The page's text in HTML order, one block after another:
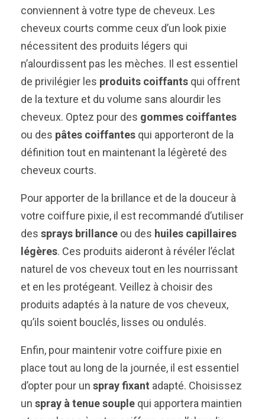
conviennent à votre type de cheveux. Les
cheveux courts comme ceux d’un look pixie
nécessitent des produits légers qui
n’alourdissent pas les mèches. Il est essentiel
de privilégier les produits coiffants qui offrent
de la texture et du volume sans alourdir les
cheveux. Optez pour des gommes coiffantes
ou des pâtes coiffantes qui apporteront de la
définition tout en maintenant la légèreté des
cheveux courts.
Pour apporter de la brillance et de la douceur à
votre coiffure pixie, il est recommandé d’utiliser
des sprays brillance ou des huiles capillaires
légères. Ces produits aideront à révéler l’éclat
naturel de vos cheveux tout en les nourrissant
et en les protégeant. Veillez à choisir des
produits adaptés à la nature de vos cheveux,
qu’ils soient bouclés, lisses ou ondulés.
Enfin, pour maintenir votre coiffure pixie en
place tout au long de la journée, il est essentiel
d’opter pour un spray fixant adapté. Choisissez
un spray à tenue souple qui apportera maintien